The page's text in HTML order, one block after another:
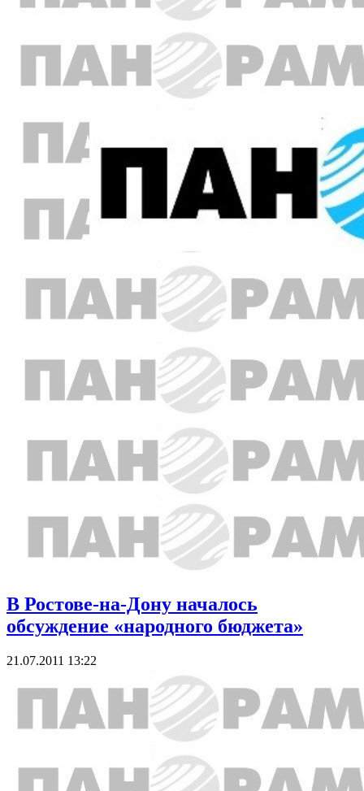
В Ростове-на-Дону началось
обсуждение «народного бюджета»
21.07.2011 13:22